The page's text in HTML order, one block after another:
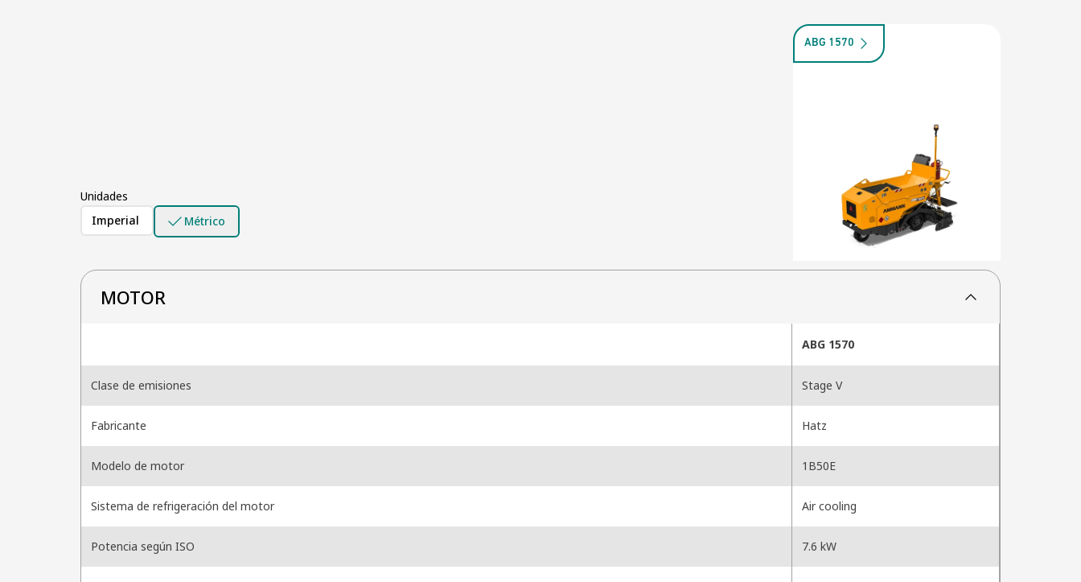
Unidades
Imperial
Métrico
ABG 1570
MOTOR
ABG 1570
Clase de emisiones Stage V
Fabricante Hatz
Modelo de motor 1B50E
Sistema de refrigeración del motor Air cooling
Potencia según ISO 7.6 kW